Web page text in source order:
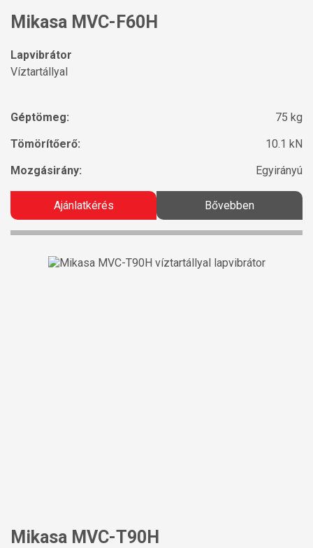
Mikasa MVC-F60H
Lapvibrátor
Víztartállyal
Géptömeg:
75 kg
Tömörítőerő:
10.1 kN
Mozgásirány:
Egyirányú
Ajánlatkérés Bővebben
Mikasa MVC-T90H